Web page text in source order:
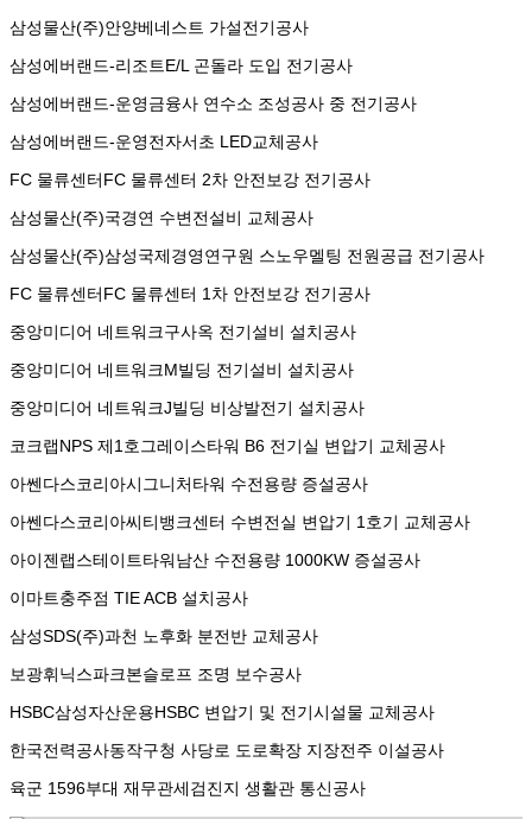
삼성물산(주)안양베네스트 가설전기공사
삼성에버랜드-리조트E/L 곤돌라 도입 전기공사
삼성에버랜드-운영금융사 연수소 조성공사 중 전기공사
삼성에버랜드-운영전자서초 LED교체공사
FC 물류센터FC 물류센터 2차 안전보강 전기공사
삼성물산(주)국경연 수변전설비 교체공사
삼성물산(주)삼성국제경영연구원 스노우멜팅 전원공급 전기공사
FC 물류센터FC 물류센터 1차 안전보강 전기공사
중앙미디어 네트워크구사옥 전기설비 설치공사
중앙미디어 네트워크M빌딩 전기설비 설치공사
중앙미디어 네트워크J빌딩 비상발전기 설치공사
코크랩NPS 제1호그레이스타워 B6 전기실 변압기 교체공사
아쎈다스코리아시그니처타워 수전용량 증설공사
아쎈다스코리아씨티뱅크센터 수변전실 변압기 1호기 교체공사
아이젠랩스테이트타워남산 수전용량 1000KW 증설공사
이마트충주점 TIE ACB 설치공사
삼성SDS(주)과천 노후화 분전반 교체공사
보광휘닉스파크본슬로프 조명 보수공사
HSBC삼성자산운용HSBC 변압기 및 전기시설물 교체공사
한국전력공사동작구청 사당로 도로확장 지장전주 이설공사
육군 1596부대 재무관세검진지 생활관 통신공사